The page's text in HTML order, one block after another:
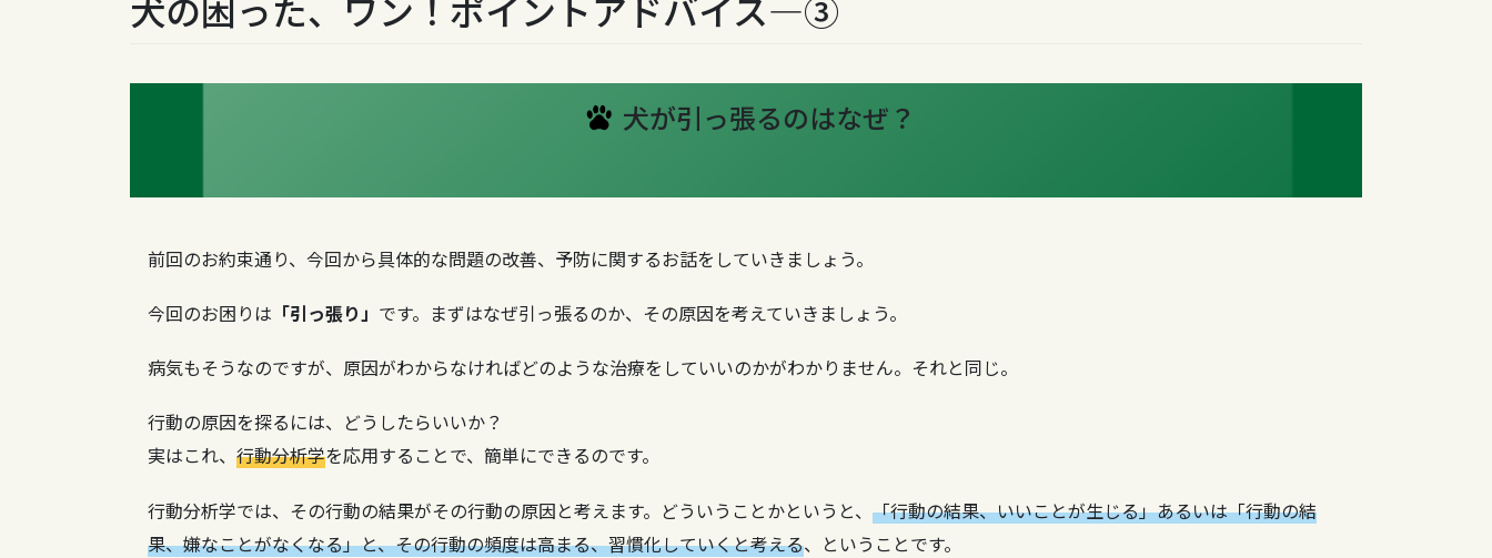
犬が引っ張るのはなぜ？
前回のお約束通り、今回から具体的な問題の改善、予防に関するお話をしていきましょう。
今回のお困りは 「引っ張り」 です。まずはなぜ引っ張るのか、その原因を考えていきましょう。
病気もそうなのですが、原因がわからなければどのような治療をしていいのかがわかりません。それと同じ。
行動の原因を探るには、どうしたらいいか？
実はこれ、 行動分析学を応用することで、簡単にできるのです。
行動分析学では、その行動の結果がその行動の原因と考えます。どういうことかというと、 「行動の結果、いいことが生じる」あるいは「行動の結
果、嫌なことがなくなる」と、その行動の頻度は高まる、習慣化していくと考える、ということです。